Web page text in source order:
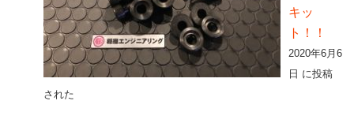
キッ
ト！！
2020年6月6
日 に投稿
された